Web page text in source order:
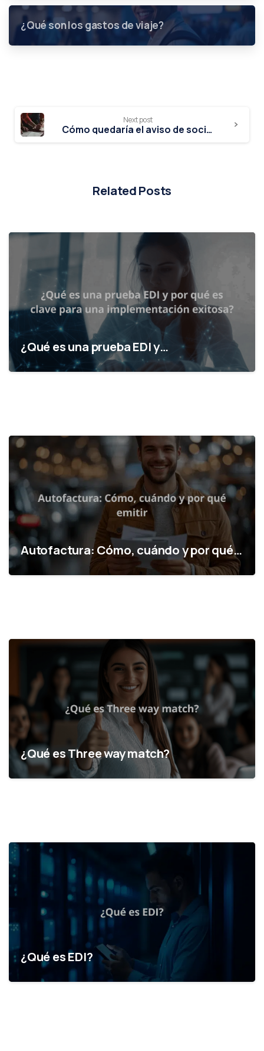
¿Qué son los gastos de viaje?
Next post
Cómo quedaría el aviso de socios o accionistas al RFC en 2021
Related Posts
¿Qué es una prueba EDI y…
Autofactura: Cómo, cuándo y por qué…
¿Qué es Three way match?
¿Qué es EDI?